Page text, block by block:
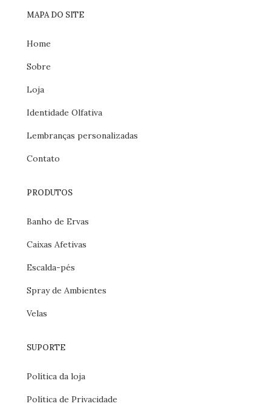
MAPA DO SITE
Home
Sobre
Loja
Identidade Olfativa
Lembranças personalizadas
Contato
PRODUTOS
Banho de Ervas
Caixas Afetivas
Escalda-pés
Spray de Ambientes
Velas
SUPORTE
Política da loja
Política de Privacidade